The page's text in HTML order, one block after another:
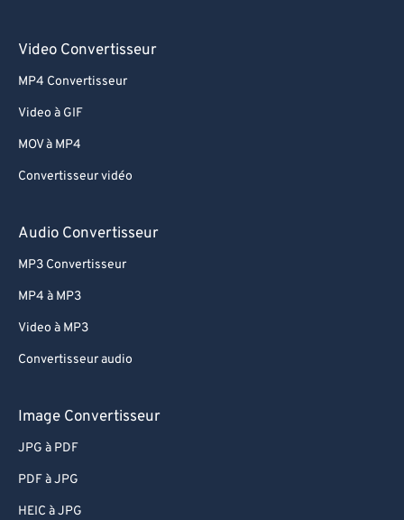
Video Convertisseur
MP4 Convertisseur
Video à GIF
MOV à MP4
Convertisseur vidéo
Audio Convertisseur
MP3 Convertisseur
MP4 à MP3
Video à MP3
Convertisseur audio
Image Convertisseur
JPG à PDF
PDF à JPG
HEIC à JPG